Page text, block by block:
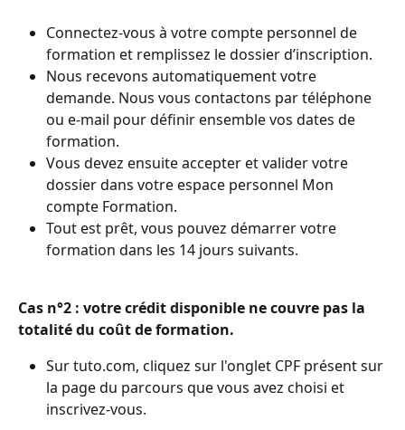
Connectez-vous à votre compte personnel de
formation et remplissez le dossier d’inscription.
Nous recevons automatiquement votre
demande. Nous vous contactons par téléphone
ou e-mail pour définir ensemble vos dates de
formation.
Vous devez ensuite accepter et valider votre
dossier dans votre espace personnel Mon
compte Formation.
Tout est prêt, vous pouvez démarrer votre
formation dans les 14 jours suivants.
Cas n°2 : votre crédit disponible ne couvre pas la
totalité du coût de formation.
Sur tuto.com, cliquez sur l'onglet CPF présent sur
la page du parcours que vous avez choisi et
inscrivez-vous.